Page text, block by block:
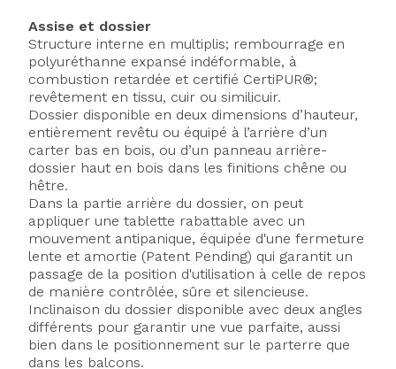
Assise et dossier
Structure interne en multiplis; rembourrage en
polyuréthanne expansé indéformable, à
combustion retardée et certifié CertiPUR®;
revêtement en tissu, cuir ou similicuir.
Dossier disponible en deux dimensions d’hauteur,
entièrement revêtu ou équipé à l’arrière d’un
carter bas en bois, ou d’un panneau arrière-
dossier haut en bois dans les finitions chêne ou
hêtre.
Dans la partie arrière du dossier, on peut
appliquer une tablette rabattable avec un
mouvement antipanique, équipée d'une fermeture
lente et amortie (Patent Pending) qui garantit un
passage de la position d'utilisation à celle de repos
de manière contrôlée, sûre et silencieuse.
Inclinaison du dossier disponible avec deux angles
différents pour garantir une vue parfaite, aussi
bien dans le positionnement sur le parterre que
dans les balcons.